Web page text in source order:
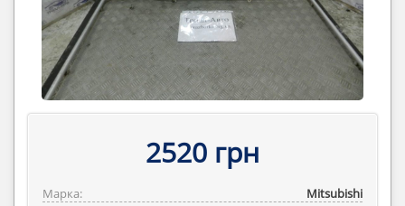
2520 грн
Марка:
Mitsubishi